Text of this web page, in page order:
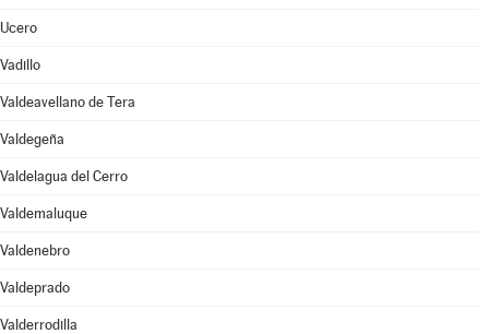
Ucero
Vadillo
Valdeavellano de Tera
Valdegeña
Valdelagua del Cerro
Valdemaluque
Valdenebro
Valdeprado
Valderrodilla